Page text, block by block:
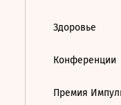
Здоровье
Конференции
Премия